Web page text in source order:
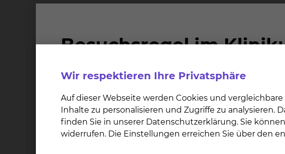
Die gesondert berechenbaren ärztlichen Leistungen
und ihrer ständigen Vertreter werden Ihnen bei Abschluss
2. Was geschieht, wenn der von Ihnen gewählte Wahlarzt
Die Rechtsprechung unterscheidet bei der Erbringung einer
vorhersehbarer und unvorhersehbarer Verhinderung des
wahlärztliche Leistung von seinem ständigen ärztlichen
"Chefarztbehandlung" erhalten Sie eine Aufstellung aller
Wir respektieren Ihre Privatsphäre
Auf dieser Webseite werden Cookies und
Inhalte zu personalisieren und Zugriffe zu analysieren.
finden Sie in unserer Datenschutzerklärung. Sie
widerrufen. Die Einstellungen erreichen Sie über den